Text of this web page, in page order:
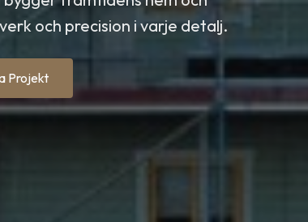
och precision i varje detalj.
Projekt